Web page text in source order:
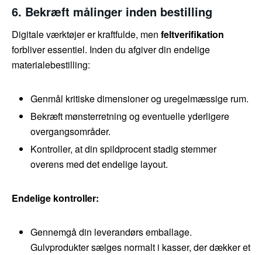
6. Bekræft målinger inden bestilling
Digitale værktøjer er kraftfulde, men feltverifikation
forbliver essentiel. Inden du afgiver din endelige
materialebestilling:
Genmål kritiske dimensioner og uregelmæssige rum.
Bekræft mønsterretning og eventuelle yderligere
overgangsområder.
Kontroller, at din spildprocent stadig stemmer
overens med det endelige layout.
Endelige kontroller:
Gennemgå din leverandørs emballage.
Gulvprodukter sælges normalt i kasser, der dækker et